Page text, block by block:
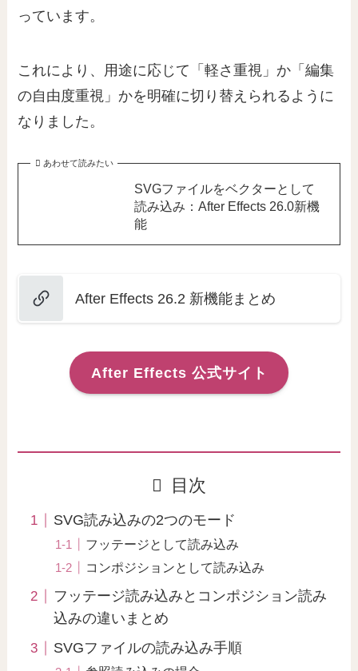
っています。
これにより、用途に応じて「軽さ重視」か「編集
の自由度重視」かを明確に切り替えられるように
なりました。
あわせて読みたい
SVGファイルをベクターとして
読み込み：After Effects 26.0新機
能
After Effects 26.2 新機能まとめ
After Effects 公式サイト
目次
SVG読み込みの2つのモード
フッテージとして読み込み
コンポジションとして読み込み
フッテージ読み込みとコンポジション読み
込みの違いまとめ
SVGファイルの読み込み手順